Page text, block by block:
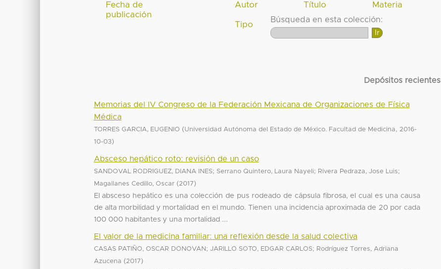
Fecha de
publicación
Autor Título Materia
Tipo
Búsqueda en esta colección:
Depósitos recientes
Memorias del IV Congreso de la Federación Mexicana de Organizaciones de Física
Médica
TORRES GARCIA, EUGENIO (Universidad Autónoma del Estado de México. Facultad de Medicina, 2016-
10-03)
Absceso hepático roto: revisión de un caso
SANDOVAL RODRIGUEZ, DIANA INES; Serrano Quintero, Laura Nayeli; Rivera Pedraza, Jose Luis;
Magallanes Cedillo, Oscar (2017)
El absceso hepático es una colección de pus rodeado de cápsula fibrosa, el cual es una causa
de alta morbilidad y mortalidad en el mundo. Tienen una incidencia aproximada de 20 por cada
100 000 habitantes y una mortalidad ...
El valor de la medicina familiar: una reflexión desde la salud colectiva
CASAS PATIÑO, OSCAR DONOVAN ; JARILLO SOTO, EDGAR CARLOS; Rodríguez Torres, Adriana
Azucena (2017)